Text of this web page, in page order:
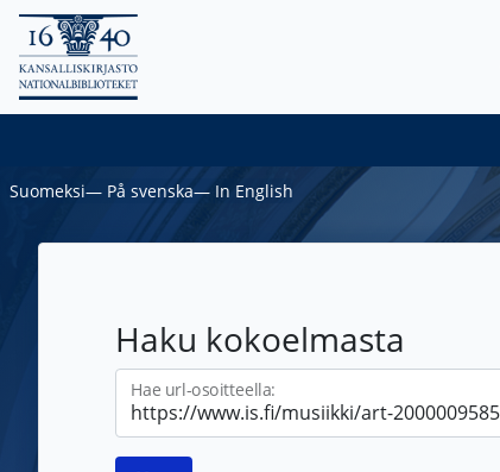
Suomeksi― På svenska― In English
Haku kokoelmasta
Hae url-osoitteella: